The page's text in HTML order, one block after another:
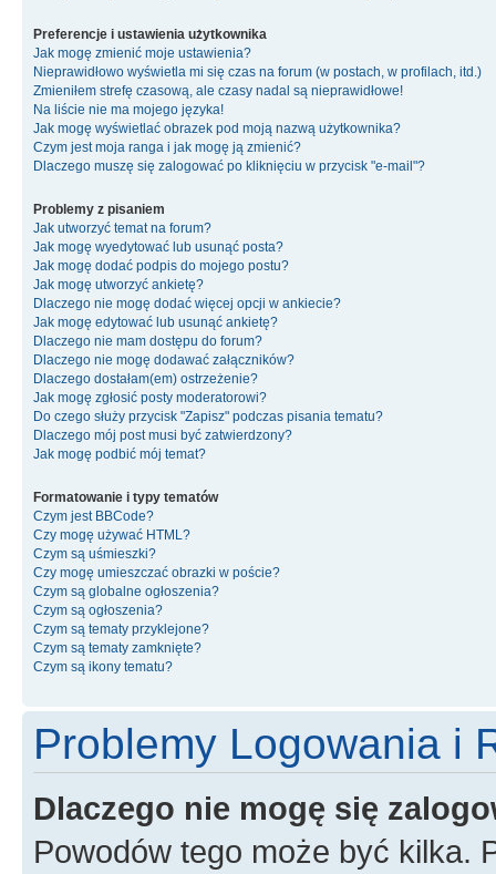
Preferencje i ustawienia użytkownika
Jak mogę zmienić moje ustawienia?
Nieprawidłowo wyświetla mi się czas na forum (w postach, w profilach, itd.)
Zmieniłem strefę czasową, ale czasy nadal są nieprawidłowe!
Na liście nie ma mojego języka!
Jak mogę wyświetlać obrazek pod moją nazwą użytkownika?
Czym jest moja ranga i jak mogę ją zmienić?
Dlaczego muszę się zalogować po kliknięciu w przycisk "e-mail"?
Problemy z pisaniem
Jak utworzyć temat na forum?
Jak mogę wyedytować lub usunąć posta?
Jak mogę dodać podpis do mojego postu?
Jak mogę utworzyć ankietę?
Dlaczego nie mogę dodać więcej opcji w ankiecie?
Jak mogę edytować lub usunąć ankietę?
Dlaczego nie mam dostępu do forum?
Dlaczego nie mogę dodawać załączników?
Dlaczego dostałam(em) ostrzeżenie?
Jak mogę zgłosić posty moderatorowi?
Do czego służy przycisk "Zapisz" podczas pisania tematu?
Dlaczego mój post musi być zatwierdzony?
Jak mogę podbić mój temat?
Formatowanie i typy tematów
Czym jest BBCode?
Czy mogę używać HTML?
Czym są uśmieszki?
Czy mogę umieszczać obrazki w poście?
Czym są globalne ogłoszenia?
Czym są ogłoszenia?
Czym są tematy przyklejone?
Czym są tematy zamknięte?
Czym są ikony tematu?
Problemy Logowania i
Dlaczego nie mogę się
Powodów tego może być kilka.